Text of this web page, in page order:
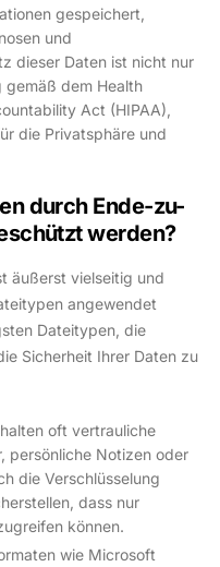
gespeichert,
und
dieser Daten ist nicht nur
dem Health
Act (HIPAA),
die Privatsphäre und
durch Ende-zu-
werden?
äußerst vielseitig und
angewendet
Dateitypen, die
Sicherheit Ihrer Daten zu
oft vertrauliche
persönliche Notizen oder
die Verschlüsselung
dass nur
können.
wie Microsoft